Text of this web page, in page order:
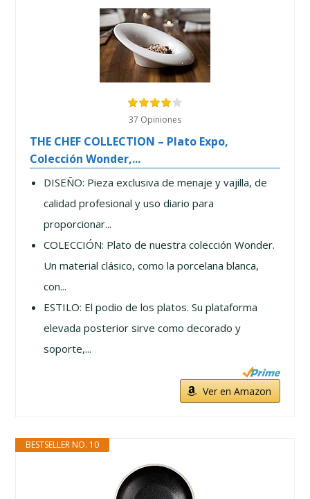
37 Opiniones
THE CHEF COLLECTION – Plato Expo,
Colección Wonder,...
DISEÑO: Pieza exclusiva de menaje y vajilla, de
calidad profesional y uso diario para
proporcionar...
COLECCIÓN: Plato de nuestra colección Wonder.
Un material clásico, como la porcelana blanca,
con...
ESTILO: El podio de los platos. Su plataforma
elevada posterior sirve como decorado y
soporte,...
Ver en Amazon
BESTSELLER NO. 10